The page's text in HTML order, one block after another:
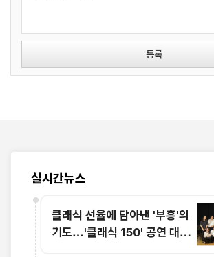
등록
실시간뉴스
클래식 선율에 담아낸 '부흥'의
기도…'클래식 150' 공연 대성